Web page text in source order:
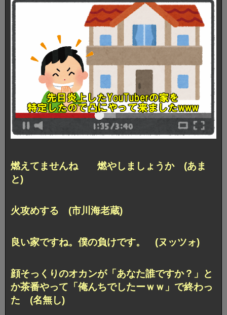
燃えてませんね 燃やしましょうか (あま
と)
火攻めする (市川海老蔵)
良い家ですね。僕の負けです。 (ヌッツォ)
顔そっくりのオカンが「あなた誰ですか？」と
か茶番やって「俺んちでしたーｗｗ」で終わっ
た (名無し)